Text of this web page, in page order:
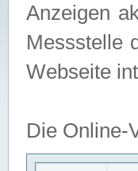
Anzeigen
Messstelle
Webseite
Die Online-